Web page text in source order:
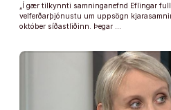
„Í gær tilkynnti samninganefnd Eflingar
velferðarþjónustu um uppsögn
október síðastliðinn. Þegar …